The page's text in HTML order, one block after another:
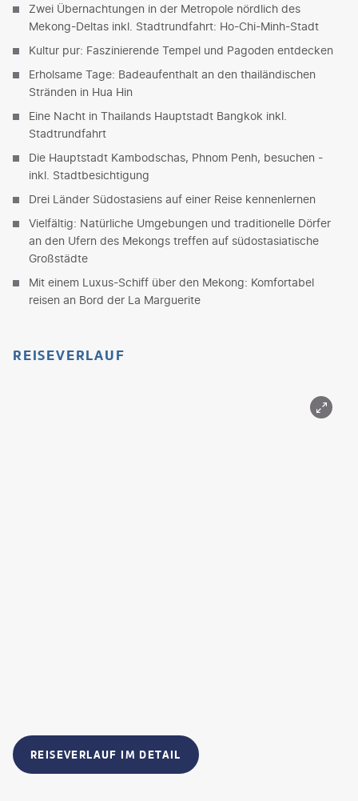
Zwei Übernachtungen in der Metropole nördlich des
Mekong-Deltas inkl. Stadtrundfahrt: Ho-Chi-Minh-Stadt
Kultur pur: Faszinierende Tempel und Pagoden entdecken
Erholsame Tage: Badeaufenthalt an den thailändischen
Stränden in Hua Hin
Eine Nacht in Thailands Hauptstadt Bangkok inkl.
Stadtrundfahrt
Die Hauptstadt Kambodschas, Phnom Penh, besuchen -
inkl. Stadtbesichtigung
Drei Länder Südostasiens auf einer Reise kennenlernen
Vielfältig: Natürliche Umgebungen und traditionelle Dörfer
an den Ufern des Mekongs treffen auf südostasiatische
Großstädte
Mit einem Luxus-Schiff über den Mekong: Komfortabel
reisen an Bord der La Marguerite
REISEVERLAUF
REISEVERLAUF IM DETAIL